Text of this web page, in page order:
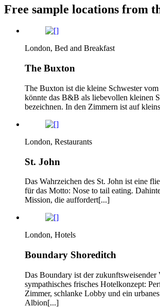
Free sample locations from
London, Bed and Breakfast
The Buxton
The Buxton ist die kleine Schwester
könnte das B&B als liebevollen kleinen
bezeichnen. In den Zimmern ist auf
London, Restaurants
St. John
Das Wahrzeichen des St. John ist eine
für das Motto: Nose to tail eating.
Mission, die auffordert[...]
London, Hotels
Boundary Shoreditch
Das Boundary ist der zukunftsweisender
sympathisches frisches Hotelkonzept:
Zimmer, schlanke Lobby und ein
Albion[...]